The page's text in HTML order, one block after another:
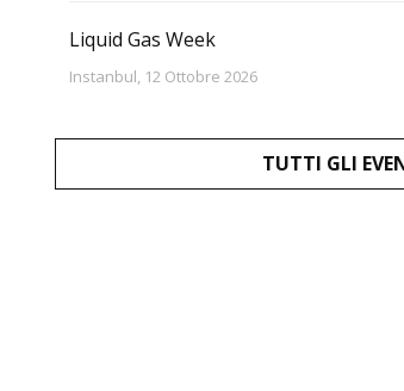
Liquid Gas Week
Instanbul, 12 Ottobre 2026
TUTTI GLI